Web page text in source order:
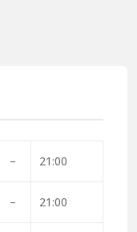
– 21:00
– 21:00